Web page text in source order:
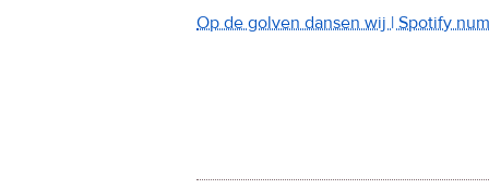
Op de golven dansen wij | Spotify